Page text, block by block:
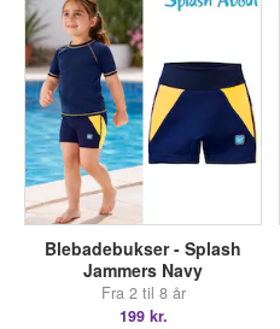
Blebadebukser - Splash
Jammers Navy
Fra 2 til 8 år
199 kr.